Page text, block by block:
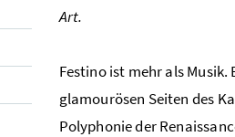
Art.
Festino ist mehr als
glamourösen Seiten des
Polyphonie der